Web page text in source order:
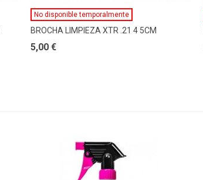
Ver Más
No disponible temporalmente
BROCHA LIMPIEZA XTR .21 4 5CM
5,00 €